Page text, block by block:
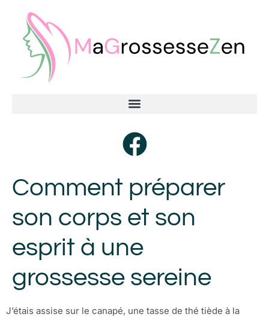
Comment préparer
son corps et son
esprit à une
grossesse sereine
J’étais assise sur le canapé, une tasse de thé tiède à la